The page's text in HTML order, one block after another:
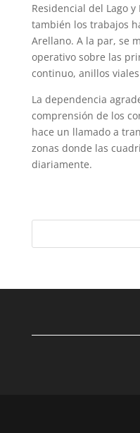
Residencial del Lago
también los trabajos
Arellano. A la par, se
operativo sobre las
continuo, anillos
La dependencia
comprensión de los
hace un llamado a
zonas donde las
diariamente.